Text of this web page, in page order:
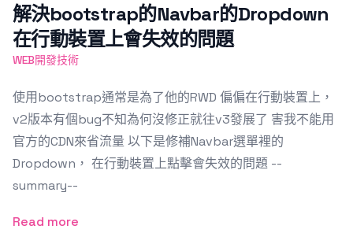
解決bootstrap的Navbar的Dropdown
在行動裝置上會失效的問題
WEB開發技術
使用bootstrap通常是為了他的RWD 偏偏在行動裝置上，
v2版本有個bug不知為何沒修正就往v3發展了 害我不能用
官方的CDN來省流量 以下是修補Navbar選單裡的
Dropdown， 在行動裝置上點擊會失效的問題 --
summary--
Read more